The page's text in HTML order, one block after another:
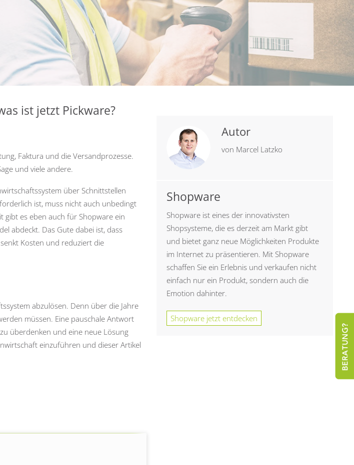
ist jetzt Pickware?
Faktura und die Versandprozesse.
und viele andere.
über Schnittstellen
ist, muss nicht auch unbedingt
gibt es eben auch für Shopware ein
abdeckt. Das Gute dabei ist, dass
Kosten und reduziert die
abzulösen. Denn über die Jahre
müssen. Eine pauschale Antwort
überdenken und eine neue Lösung
einzuführen und dieser Artikel
Autor
von Marcel Latzko
Shopware
Shopware ist eines der innovativsten
Shopsysteme, die es derzeit am Markt gibt
und bietet ganz neue Möglichkeiten Produkte
im Internet zu präsentieren. Mit Shopware
schaffen Sie ein Erlebnis und verkaufen nicht
einfach nur ein Produkt, sondern auch die
Emotion dahinter.
Shopware jetzt entdecken